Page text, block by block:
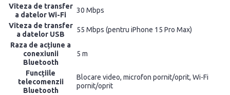
Viteza de transfer
a datelor Wi-Fi
30 Mbps
Viteza de transfer
a datelor USB
55 Mbps (pentru iPhone 15 Pro Max)
Raza de acțiune a
conexiunii
Bluetooth
5 m
Funcțiile
telecomenzii
Bluetooth
Blocare video, microfon pornit/oprit, Wi-Fi
pornit/oprit